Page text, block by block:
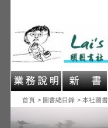
首頁 > 圖書總目錄 > 本社圖